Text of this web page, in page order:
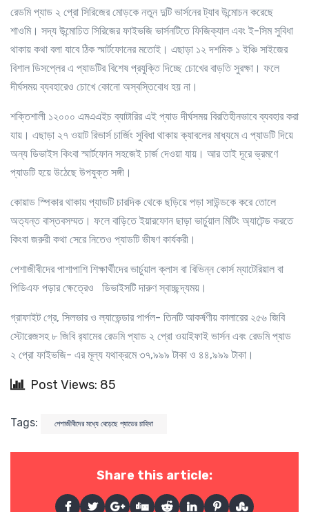
রেডমি প্যাড ২ প্রো সিরিজের মোড়কে নতুন দুটি ভার্সনের ট্যাব উন্মোচন করেছে
শাওমি। সদ্য উন্মোচিত সিরিজের ফাইভজি ভার্সনটিতে ফিজিক্যাল এবং ই-সিম সুবিধা
থাকায় কথা বলা যাবে ঠিক স্মার্টফোনের মতোই। এছাড়া ১২ দশমিক ১ ইঞ্চি সাইজের
বিশাল ডিসপ্লের এ প্যাডটির বিশেষ প্রযুক্তি দিচ্ছে চোখের বাড়তি সুরক্ষা। ফলে
দীর্ঘসময় ব্যবহারেও চোখে কোনো অস্বস্তিবোধ হয় না।
শক্তিশালী ১২০০০ এমএএইচ ব্যাটারির এই প্যাড দীর্ঘসময় বিরতিহীনভাবে ব্যবহার করা
যায়। এছাড়া ২৭ ওয়াট রিভার্স চার্জিং সুবিধা থাকায় ক্যাবলের মাধ্যমে এ প্যাডটি দিয়ে
অন্য ডিভাইস কিংবা স্মার্টফোন সহজেই চার্জ দেওয়া যায়। আর তাই দূরে ভ্রমণে
প্যাডটি হয়ে উঠেছে উপযুক্ত সঙ্গী।
কোয়াড স্পিকার থাকায় প্যাডটি চারদিক থেকে ছড়িয়ে পড়া সাউন্ডকে করে তোলে
অত্যন্ত বাস্তবসম্মত। ফলে বাড়িতে ইয়ারফোন ছাড়া ভার্চুয়াল মিটিং অ্যাটেন্ড করতে
কিংবা জরুরী কথা সেরে নিতেও প্যাডটি ভীষণ কার্যকরী।
পেশাজীবীদের পাশাপাশি শিক্ষার্থীদের ভার্চুয়াল ক্লাস বা বিভিন্ন কোর্স ম্যাটেরিয়াল বা
পিডিএফ পড়ার ক্ষেত্রেও ডিভাইসটি দারুণ স্বাচ্ছন্দ্যময়।
গ্রাফাইট গ্রে, সিলভার ও ল্যাভেন্ডার পার্পল- তিনটি আকর্ষণীয় কালারের ২৫৬ জিবি
স্টোরেজসহ ৮ জিবি র‍্যামের রেডমি প্যাড ২ প্রো ওয়াইফাই ভার্সন এবং রেডমি প্যাড
২ প্রো ফাইভজি- এর মূল্য যথাক্রমে ৩৭,৯৯৯ টাকা ও ৪৪,৯৯৯ টাকা।
Post Views: 85
Tags: পেশাজীবীদের মধ্যে বেড়েছে প্যাডের চাহিদা
Share this article: